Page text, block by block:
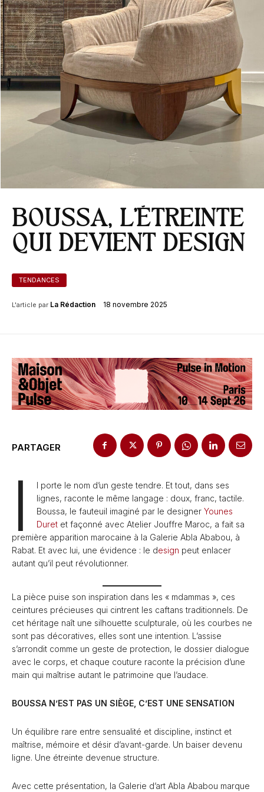
BOUSSA, L’ÉTREINTE
QUI DEVIENT DESIGN
TENDANCES
L'article par La Rédaction 18 novembre 2025
PARTAGER
I
l porte le nom d’un geste tendre. Et tout, dans ses
lignes, raconte le même langage : doux, franc, tactile.
Boussa, le fauteuil imaginé par le designer Younes
Duretet façonné avec Atelier Jouffre Maroc, a fait sa
première apparition marocaine à la Galerie Abla Ababou, à
Rabat. Et avec lui, une évidence : le design peut enlacer
autant qu’il peut révolutionner.
La pièce puise son inspiration dans les « mdammas », ces
ceintures précieuses qui cintrent les caftans traditionnels. De
cet héritage naît une silhouette sculpturale, où les courbes ne
sont pas décoratives, elles sont une intention. L’assise
s’arrondit comme un geste de protection, le dossier dialogue
avec le corps, et chaque couture raconte la précision d’une
main qui maîtrise autant le patrimoine que l’audace.
BOUSSA N’EST PAS UN SIÈGE, C’EST UNE SENSATION
Un équilibre rare entre sensualité et discipline, instinct et
maîtrise, mémoire et désir d’avant-garde. Un baiser devenu
ligne. Une étreinte devenue structure.
Avec cette présentation, la Galerie d’art Abla Ababou marque